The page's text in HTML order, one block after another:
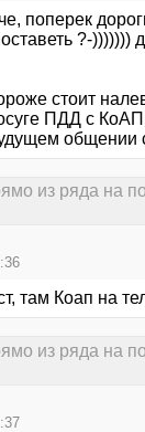
поперек
?-)))))))
стоит
ПДД с
общении
из ряда на
там Коап на
из ряда на